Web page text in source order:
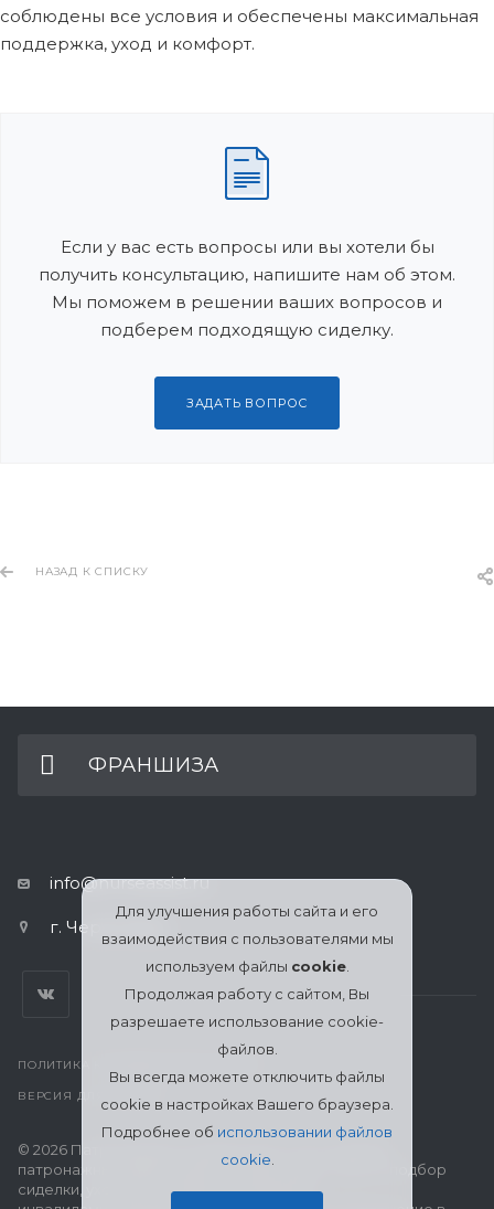
соблюдены все условия и обеспечены максимальная
поддержка, уход и комфорт.
Если у вас есть вопросы или вы хотели бы
получить консультацию, напишите нам об этом.
Мы поможем в решении ваших вопросов и
подберем подходящую сиделку.
ЗАДАТЬ ВОПРОС
НАЗАД К СПИСКУ
ФРАНШИЗА
info@nurseassist.ru
г. Череповец
ПОЛИТИКА КОНФИДЕНЦИАЛЬНОСТИ
ВЕРСИЯ ДЛЯ ПЕЧАТИ
© 2026 Патронажная служба МЦСО «Ассоциация
патронажных работников» в Череповце: поиск и подбор
сиделки, уход за пожилыми, больными и
Для улучшения работы сайта и его
взаимодействия с пользователями мы
используем файлы cookie.
Продолжая работу с сайтом, Вы
разрешаете использование cookie-
файлов.
Вы всегда можете отключить файлы
cookie в настройках Вашего браузера.
Подробнее об использовании файлов
cookie